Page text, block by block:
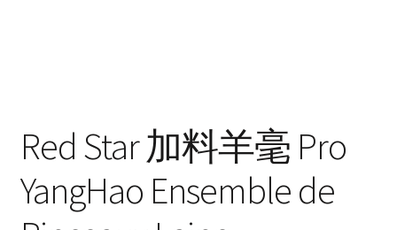
Red Star 加料羊毫 Pro
YangHao Ensemble de